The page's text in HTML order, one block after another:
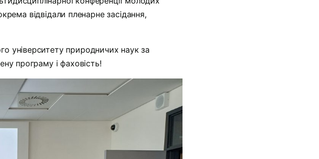
відвідали пленарне засідання,
університету природничих наук за
програму і фаховість!